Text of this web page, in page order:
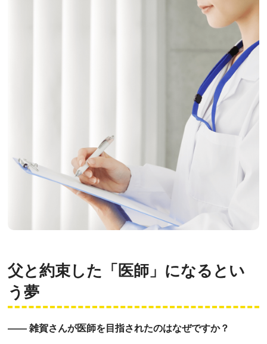
父と約束した「医師」になるとい
う夢
―― 雑賀さんが医師を目指されたのはなぜですか？